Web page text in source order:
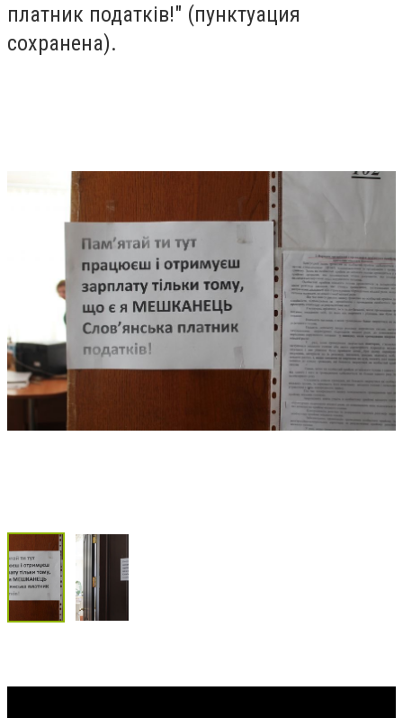
платник податків!" (пунктуация
сохранена).